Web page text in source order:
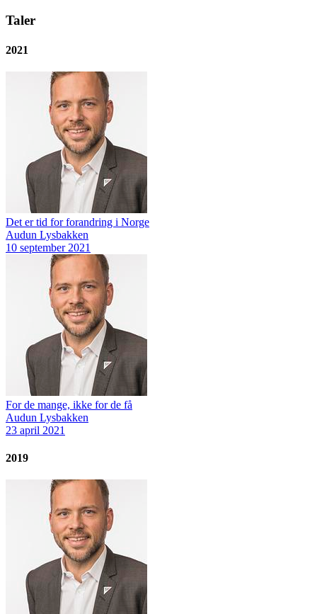
Taler
2021
Det er tid for forandring i Norge
Audun Lysbakken
10 september 2021
For de mange, ikke for de få
Audun Lysbakken
23 april 2021
2019